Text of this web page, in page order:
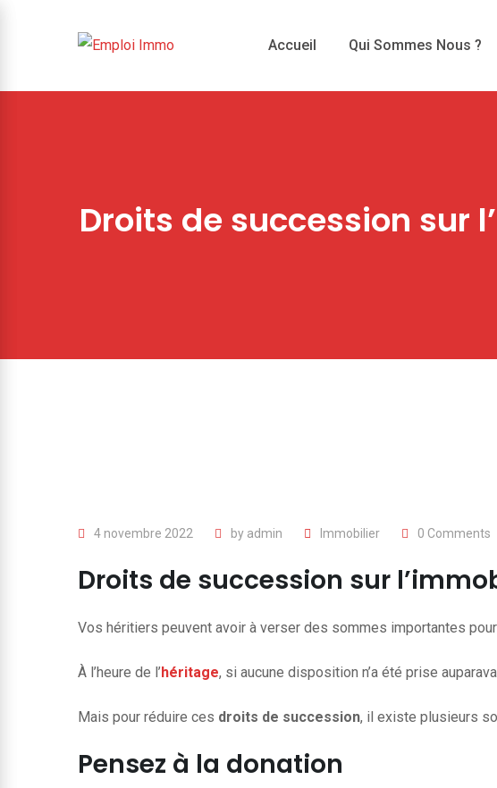
Accueil Qui Sommes Nous ?
Droits de succession sur
4 novembre 2022 by admin Immobilier 0 Comments
Droits de succession sur
Vos héritiers peuvent avoir à verser des sommes importantes
À l’heure de l’héritage, si aucune disposition n’a été prise
Mais pour réduire ces droits de succession, il existe plusieurs
Pensez à la donation